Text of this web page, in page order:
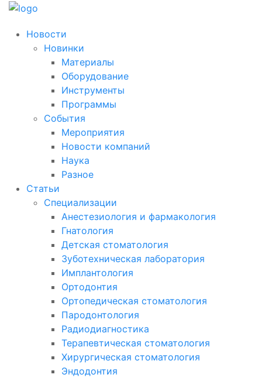
Новости
Новинки
Материалы
Оборудование
Инструменты
Программы
События
Мероприятия
Новости компаний
Наука
Разное
Статьи
Специализации
Анестезиология и фармакология
Гнатология
Детская стоматология
Зуботехническая лаборатория
Имплантология
Ортодонтия
Ортопедическая стоматология
Пародонтология
Радиодиагностика
Терапевтическая стоматология
Хирургическая стоматология
Эндодонтия